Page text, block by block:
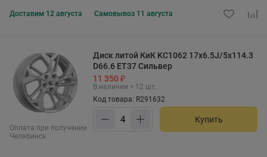
Доставим 12 августа Самовывоз 11 августа
Оплата при получении
Челябинск
Диск литой КиК KC1062 17x6.5J/5x114.3
D66.6 ET37 Сильвер
11 350 ₽
В наличии > 12 шт.
Код товара: R291632
Купить